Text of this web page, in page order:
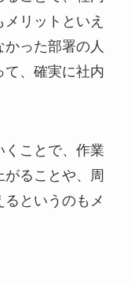
リットといえ
った部署の人
て、確実に社内
くことで、作業
ることや、周
るというのもメ